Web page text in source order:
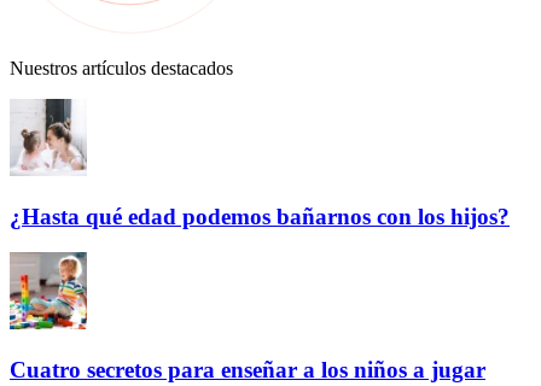
Nuestros artículos destacados
¿Hasta qué edad podemos bañarnos con los hijos?
Cuatro secretos para enseñar a los niños a jugar